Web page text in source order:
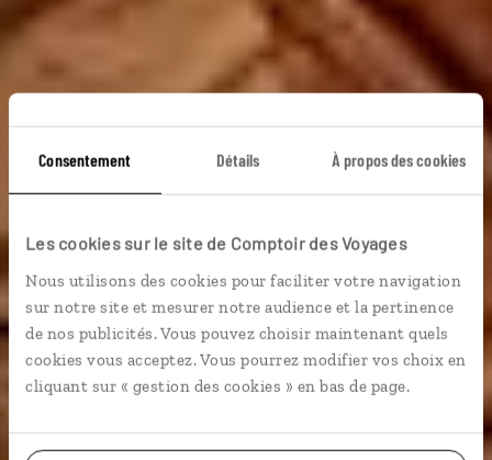
Consentement Détails À propos des cookies
Les cookies sur le site de Comptoir des Voyages
Nous utilisons des cookies pour faciliter votre navigation
sur notre site et mesurer notre audience et la pertinence
de nos publicités. Vous pouvez choisir maintenant quels
cookies vous acceptez. Vous pourrez modifier vos choix en
cliquant sur « gestion des cookies » en bas de page.
Romance d’Halong
Lune de miel vietnamienne : vallée de Mai Chau, baie
d’Halong, plage de Quy Nhon…
En amoureux Voyage d'une vie